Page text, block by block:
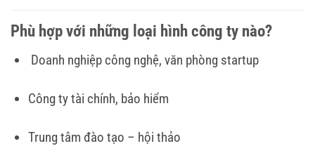
Phù hợp với những loại hình công ty nào?
Doanh nghiệp công nghệ, văn phòng startup
Công ty tài chính, bảo hiểm
Trung tâm đào tạo – hội thảo